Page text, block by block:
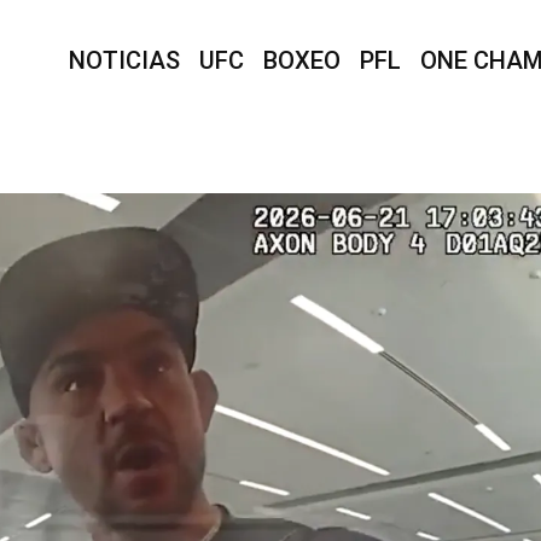
NOTICIAS UFC BOXEO PFL ONE